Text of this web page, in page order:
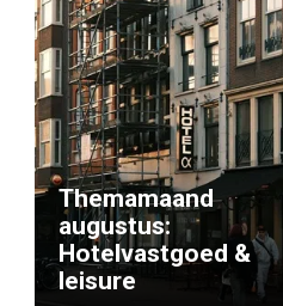
Themamaand
augustus:
Hotelvastgoed &
leisure